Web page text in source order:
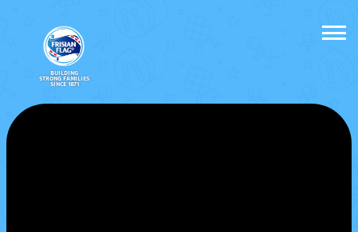
BUILDING
STRONG FAMILIES
SINCE 1871